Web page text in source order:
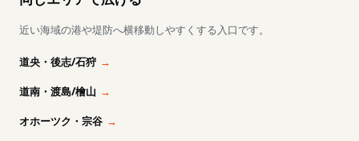
近い海域の港や堤防へ横移動しやすくする入口です。
道央・後志/石狩
道南・渡島/檜山
オホーツク・宗谷